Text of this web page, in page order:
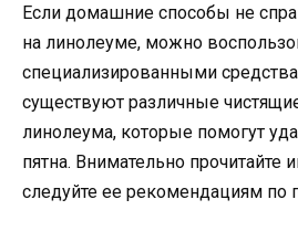
Если домашние способы не
на линолеуме, можно
специализированными
существуют различные
линолеума, которые помогут
пятна. Внимательно прочитайте
следуйте ее рекомендациям по